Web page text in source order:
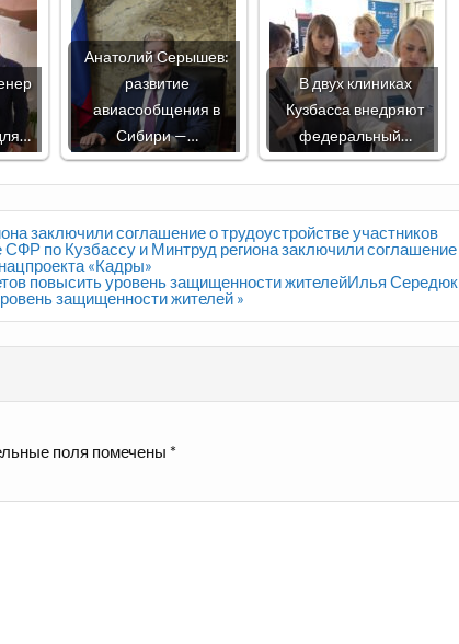
Анатолий Серышев:
развитие
авиасообщения в
Сибири —…
В двух клиниках
Кузбасса внедряют
федеральный…
заключили соглашение о трудоустройстве участников
по Кузбассу и Минтруд региона заключили соглашение
«Кадры»
повысить уровень защищенности жителейИлья Середюк
защищенности жителей »
поля помечены *